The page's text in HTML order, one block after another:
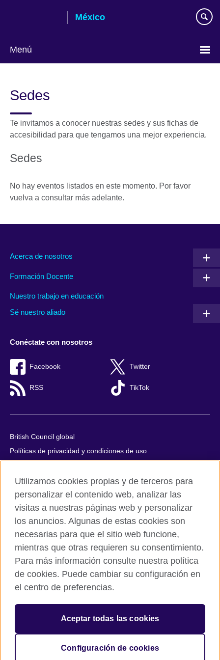
México
Menú
language
Sedes
Te invitamos a conocer nuestras sedes y sus fichas de
accesibilidad para que tengamos una mejor experiencia.
Sedes
No hay eventos listados en este momento. Por favor
vuelva a consultar más adelante.
Acerca de nosotros
Formación Docente
Nuestro trabajo en educación
Sé nuestro aliado
Conéctate con nosotros
Facebook Twitter
RSS TikTok
British Council global
Políticas de privacidad y condiciones de uso
Cookies
Quejas y comentarios
Mapa del sitio
© 2026 British Council
All cultural activities in Mexico are carried out by British Council
Asociados A.C., a not-for-profit entity established to undertake
cultural activities, including the promotion and diffusion of British
culture in Mexico, the fostering of cultural relations and mutual
understanding, the promotion of the English language, and the
forms of cooperation between the United Kingdom and Mexico.
The United Kingdom’s international organisation for cultural
Utilizamos cookies propias y de terceros para
personalizar el contenido web, analizar las
visitas a nuestras páginas web y personalizar
los anuncios. Algunas de estas cookies son
necesarias para que el sitio web funcione,
mientras que otras requieren su consentimiento.
Para más información consulte nuestra política
de cookies. Puede cambiar su configuración en
el centro de preferencias.
Aceptar todas las cookies
Configuración de cookies